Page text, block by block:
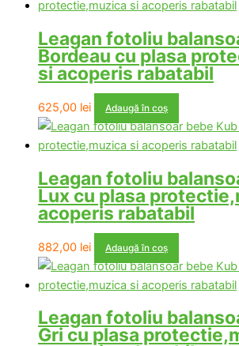
Leagan fotoliu
Bordeau cu plasa
si acoperis rabatabil
625,00 lei Adaugă în coș
Leagan fotoliu
Lux cu plasa
acoperis rabatabil
882,00 lei Adaugă în coș
Leagan fotoliu
Gri cu plasa